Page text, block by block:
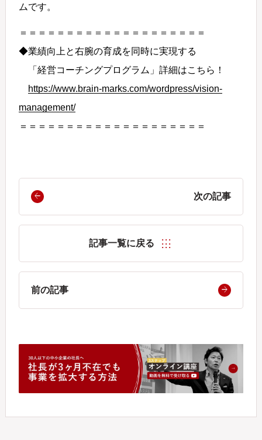
ムです。
＝＝＝＝＝＝＝＝＝＝＝＝＝＝＝＝＝＝＝＝
◆業績向上と右腕の育成を同時に実現する
「経営コーチングプログラム」詳細はこちら！
https://www.brain-marks.com/wordpress/vision-
management/
＝＝＝＝＝＝＝＝＝＝＝＝＝＝＝＝＝＝＝＝
次の記事
記事一覧に戻る
前の記事